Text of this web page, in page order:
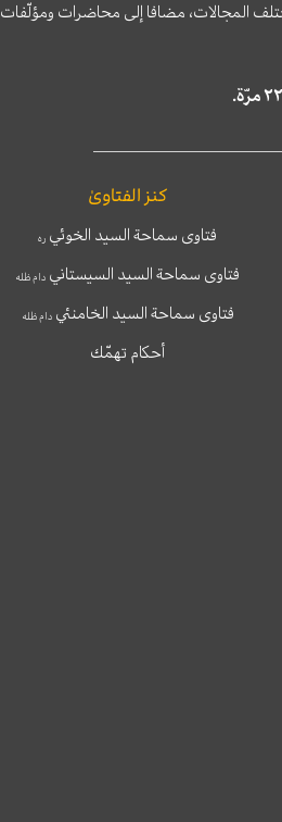
المجالات، مضافا إلى محاضرات ومؤلّفات
كنز الفتاوىٰ
فتاوى سماحة السيد الخوئي ره
فتاوى سماحة السيد السيستاني دام ظله
فتاوى سماحة السيد الخامنئيدام ظله
أحكام تهمّك